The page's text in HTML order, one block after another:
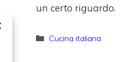
un certo riguardo.
Categorie
Cucina italiana